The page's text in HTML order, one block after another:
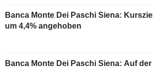
Banca Monte Dei Paschi Siena: Kursziel
um 4,4% angehoben
Banca Monte Dei Paschi Siena: Auf der